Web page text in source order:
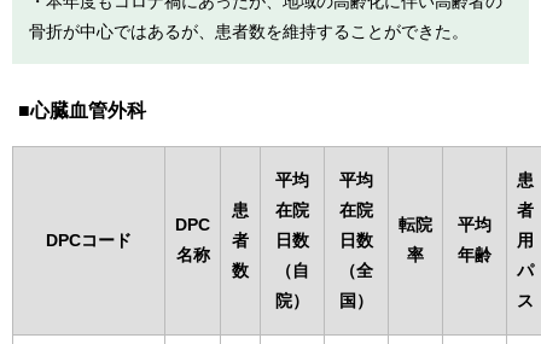
骨折が中心ではあるが、患者数を維持することができた。
心臓血管外科
DPCコード
DPC
名称
患
者
数
平均
在院
日数
（自
院）
平均
在院
日数
（全
国）
転院
率
平均
年齢
患
者
用
パ
ス